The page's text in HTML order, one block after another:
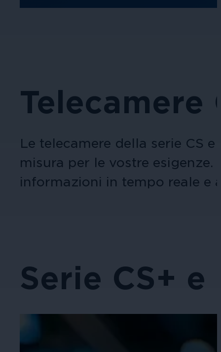
Le telecamere della serie CS
misura per le vostre
informazioni in tempo reale e
Serie CS+ e